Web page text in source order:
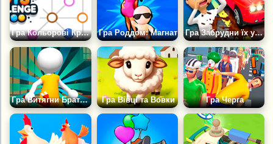
Гра Кольорові Крапки: Випробування Гра Роддом: Магнат Гра Забрудни їх усіх
Гра Витягни Братву з в'язниці Гра Вівці та Вовки Гра Черга